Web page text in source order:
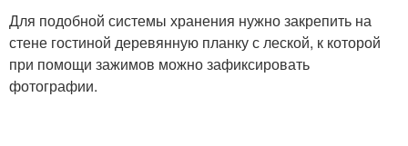
Для подобной системы хранения нужно закрепить на
стене гостиной деревянную планку с леской, к которой
при помощи зажимов можно зафиксировать
фотографии.